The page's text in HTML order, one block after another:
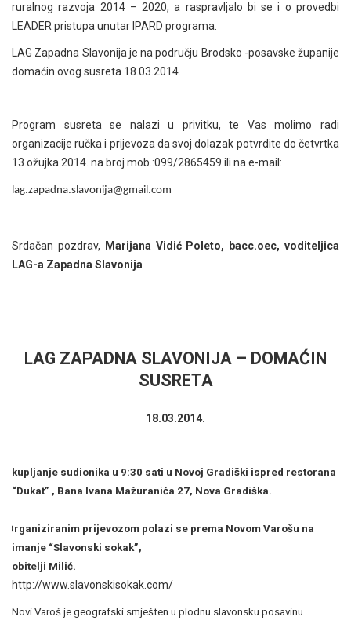
ruralnog razvoja 2014 – 2020, a raspravljalo bi se i o provedbi
LEADER pristupa unutar IPARD programa.
LAG Zapadna Slavonija je na području Brodsko -posavske županije
domaćin ovog susreta 18.03.2014.
Program susreta se nalazi u privitku, te Vas molimo radi
organizacije ručka i prijevoza da svoj dolazak potvrdite do četvrtka
13.ožujka 2014. na broj mob.:099/2865459 ili na e-mail:
lag.zapadna.slavonija@gmail.com
Srdačan pozdrav, Marijana Vidić Poleto, bacc.oec, voditeljica
LAG-a Zapadna Slavonija
LAG ZAPADNA SLAVONIJA – DOMAĆIN
SUSRETA
18.03.2014.
Okupljanje sudionika u 9:30 sati u Novoj Gradiški ispred restorana
“Dukat” , Bana Ivana Mažuranića 27, Nova Gradiška.
Organiziranim prijevozom polazi se prema Novom Varošu na
imanje “Slavonski sokak”,
obitelji Milić.
http://www.slavonskisokak.com/
Novi Varoš je geografski smješten u plodnu slavonsku posavinu.